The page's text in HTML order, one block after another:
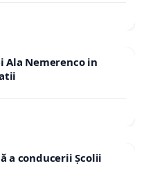
Ala Nemerenco in
a conducerii Școlii